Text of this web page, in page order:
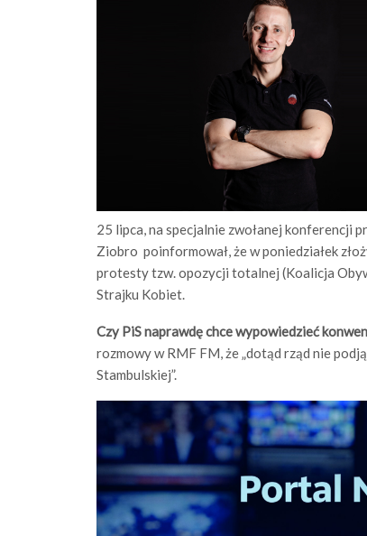
25 lipca, na specjalnie zwołanej
Ziobro poinformował, że w poniedziałek
protesty tzw. opozycji totalnej (Koalicja
Strajku Kobiet.
Czy PiS naprawdę chce wypowiedzieć
rozmowy w RMF FM, że „dotąd rząd nie
Stambulskiej”.